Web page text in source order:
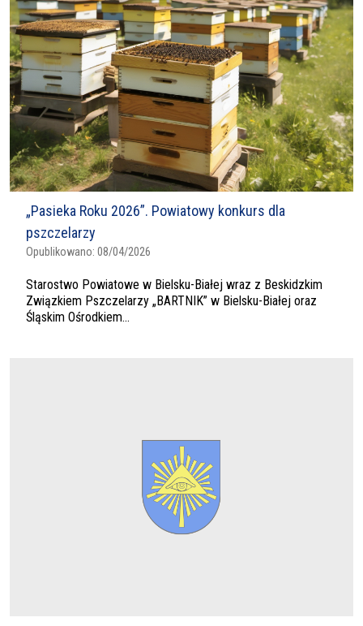
„Pasieka Roku 2026”. Powiatowy konkurs dla
pszczelarzy
Opublikowano: 08/04/2026
Starostwo Powiatowe w Bielsku-Białej wraz z Beskidzkim
Związkiem Pszczelarzy „BARTNIK” w Bielsku-Białej oraz
Śląskim Ośrodkiem...